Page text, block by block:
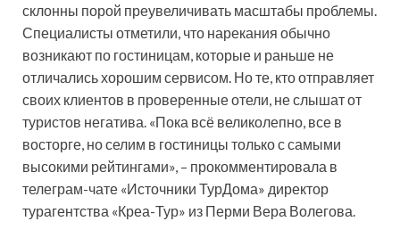
склонны порой преувеличивать масштабы проблемы.
Специалисты отметили, что нарекания обычно
возникают по гостиницам, которые и раньше не
отличались хорошим сервисом. Но те, кто отправляет
своих клиентов в проверенные отели, не слышат от
туристов негатива. «Пока всё великолепно, все в
восторге, но селим в гостиницы только с самыми
высокими рейтингами», – прокомментировала в
телеграм-чате «Источники ТурДома» директор
турагентства «Креа-Тур» из Перми Вера Волегова.